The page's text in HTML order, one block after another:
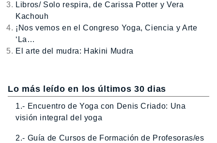
Libros/ Solo respira, de Carissa Potter y Vera
Kachouh
¡Nos vemos en el Congreso Yoga, Ciencia y Arte
‘La…
El arte del mudra: Hakini Mudra
Lo más leído en los últimos 30 dias
1.- Encuentro de Yoga con Denis Criado: Una
visión integral del yoga
2.- Guía de Cursos de Formación de Profesoras/es